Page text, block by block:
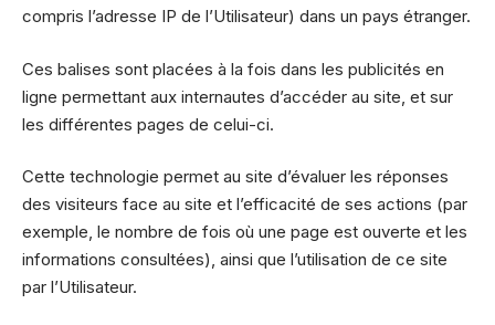
compris l’adresse IP de l’Utilisateur) dans un pays étranger.
Ces balises sont placées à la fois dans les publicités en
ligne permettant aux internautes d’accéder au site, et sur
les différentes pages de celui-ci.
Cette technologie permet au site d’évaluer les réponses
des visiteurs face au site et l’efficacité de ses actions (par
exemple, le nombre de fois où une page est ouverte et les
informations consultées), ainsi que l’utilisation de ce site
par l’Utilisateur.